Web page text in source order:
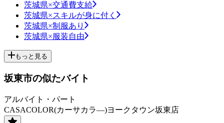
茨城県×交通費支給
茨城県×スキルが身に付く
茨城県×制服あり
茨城県×服装自由
もっと見る
坂東市の似たバイト
アルバイト・パート
CASACOLOR(カーサカラ―)ヨークタウン坂東店